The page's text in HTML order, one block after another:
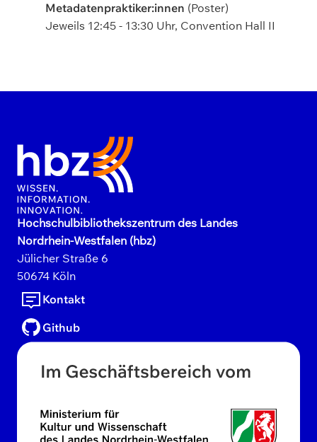
Metadatenpraktiker:innen (Poster)
Jeweils 12:45 - 13:30 Uhr, Convention Hall II
Hochschulbibliothekszentrum des Landes
Nordrhein-Westfalen (hbz)
Jülicher Straße 6
50674 Köln
Kontakt
Github